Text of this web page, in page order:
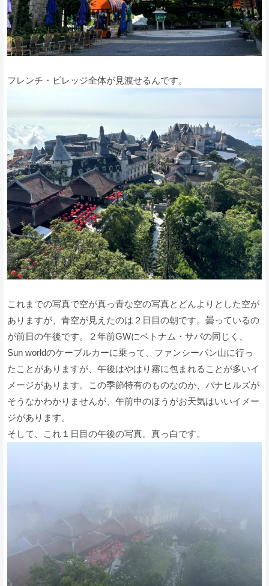
フレンチ・ビレッジ全体が見渡せるんです。
これまでの写真で空が真っ青な空の写真とどんよりとした空が
ありますが、青空が見えたのは２日目の朝です。曇っているの
が前日の午後です。２年前GWにベトナム・サパの同じく、
Sun worldのケーブルカーに乗って、ファンシーパン山に行っ
たことがありますが、午後はやはり霧に包まれることが多いイ
メージがあります。この季節特有のものなのか、バナヒルズが
そうなかわかりませんが、午前中のほうがお天気はいいイメー
ジがあります。
そして、これ１日目の午後の写真。真っ白です。